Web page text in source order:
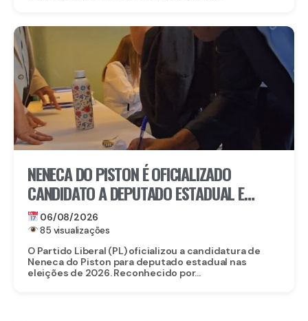
NENECA DO PISTON É OFICIALIZADO
CANDIDATO A DEPUTADO ESTADUAL E
FORTALECE CHAPA DO PL EM
PERNAMBUCO
06/08/2026
85 visualizações
O Partido Liberal (PL) oficializou a candidatura de
Neneca do Piston para deputado estadual nas
eleições de 2026. Reconhecido por...